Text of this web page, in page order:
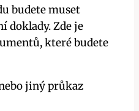
budete muset
doklady. Zde je
které budete
jiný průkaz